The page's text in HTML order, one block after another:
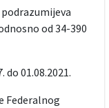
podrazumijeva
od 34-390
01.08.2021.
Federalnog